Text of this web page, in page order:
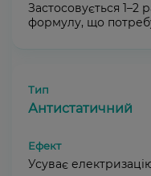
Застосовується
формулу, що
Антистатичний
Усуває